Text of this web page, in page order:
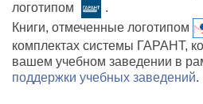
логотипом
.
Книги, отмеченные логотипом
комплектах системы ГАРАНТ,
вашем учебном заведении в
поддержки учебных заведений.